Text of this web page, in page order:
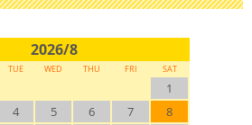
2026/8
TUE WED THU FRI SAT
1
4 5 6 7
8